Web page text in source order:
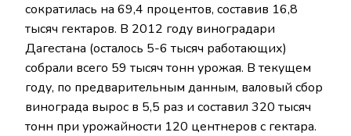
сократилась на 69,4 процентов, составив 16,8
тысяч гектаров. В 2012 году виноградари
Дагестана (осталось 5-6 тысяч работающих)
собрали всего 59 тысяч тонн урожая. В текущем
году, по предварительным данным, валовый сбор
винограда вырос в 5,5 раз и составил 320 тысяч
тонн при урожайности 120 центнеров с гектара.